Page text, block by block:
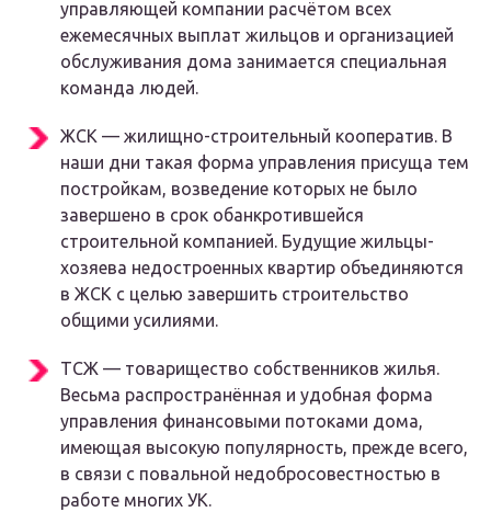
управляющей компании расчётом всех
ежемесячных выплат жильцов и организацией
обслуживания дома занимается специальная
команда людей.
ЖСК — жилищно-строительный кооператив. В
наши дни такая форма управления присуща тем
постройкам, возведение которых не было
завершено в срок обанкротившейся
строительной компанией. Будущие жильцы-
хозяева недостроенных квартир объединяются
в ЖСК с целью завершить строительство
общими усилиями.
ТСЖ — товарищество собственников жилья.
Весьма распространённая и удобная форма
управления финансовыми потоками дома,
имеющая высокую популярность, прежде всего,
в связи с повальной недобросовестностью в
работе многих УК.